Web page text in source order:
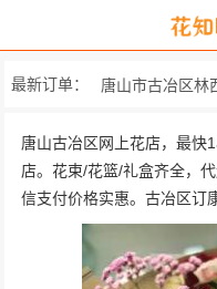
最新订单： 唐山市古冶区林
唐家庄铁路工房
古冶区景悦兰湾
唐山古冶区网上花店，最快
店。花束/花篮/礼盒齐全，
信支付价格实惠。古冶区订